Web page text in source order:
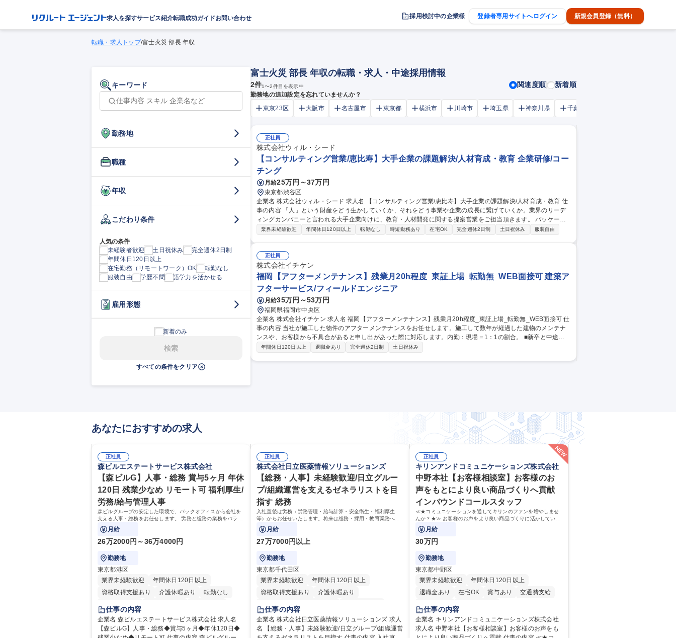
求人を探すサービス紹介転職成功ガイドお問い合わせ 採用検討中の企業様 登録者専用サイトへログイン 新規会員登録（無料）
転職・求人トップ/富士火災 部長 年収
キーワード
勤務地
職種
年収
こだわり条件
人気の条件
未経験者歓迎
土日祝休み
完全週休2日制
年間休日120日以上
在宅勤務（リモートワーク）OK
転勤なし
服装自由
学歴不問 語学力を活かせる
雇用形態
新着のみ
検索
すべての条件をクリア
富士火災 部長 年収の転職・求人・中途採用情報
2件1〜2件目を表示中 関連度順 新着順
勤務地の追加設定を忘れていませんか？
東京23区
大阪市 名古屋市 東京都 横浜市 川崎市 埼玉県 神奈川県 千葉市
正社員
株式会社ウィル・シード
【コンサルティング営業/恵比寿】大手企業の課題解決/人材育成・教育 企業研修/コー
チング
月給25万円～37万円
東京都渋谷区
企業名 株式会社ウィル・シード 求人名 【コンサルティング営業/恵比寿】大手企業の課題解決/人材育成・教育 仕
事の内容 「人」という財産をどう生かしていくか、それをどう事業や企業の成長に繋げていくか。業界のリーデ
ィングカンパニーと言われる大手企業向けに、教育・人材開発に関する提案営業をご担当頂きます。 パッケージ
商品の提供ではなく、1社1社適切なソリューションを考えぬいて提案するので、難しくも顧客の満足度の高いや
企画■マーケティング（セミナーやカンファレンスの企画～運営、集客等）■商品開発 募集職種 【コンサルティン
グ営業/恵比寿】大手企業の課題解決/人材育成・教育
業界未経験歓迎 年間休日120日以上 転勤なし 時短勤務あり 在宅OK 完全週休2日制 土日祝休み 服装自由
正社員
株式会社イチケン
福岡【アフターメンテナンス】残業月20h程度_東証上場_転勤無_WEB面接可 建築ア
フターサービス/フィールドエンジニア
月給35万円～53万円
福岡県福岡市中央区
企業名 株式会社イチケン 求人名 福岡【アフターメンテナンス】残業月20h程度_東証上場_転勤無_WEB面接可 仕
事の内容 当社が施工した物件のアフターメンテナンスをお任せします。施工して数年が経過した建物のメンテナ
ンスや、お客様から不具合があると申し出があった際に対応します。内勤：現場＝1：1の割合。 ■新卒と中途の
違いは全くなし。キャリア採用の方が38％であるなどキャリア新卒関係なくキャリアアップが可能。 ≪社風≫所
年間休日120日以上 退職金あり 完全週休2日制 土日祝休み
あなたにおすすめの求人
正社員
森ビルエステートサービス株式会社
【森ビルG】人事・総務 賞与5ヶ月 年休
120日 残業少なめ リモート可 福利厚生/
労務/給与管理人事
森ビルグループの安定した環境で、バックオフィスから会社を
支える人事・総務をお任せします。 労務と総務の業務をバラン
スよく担当し、ゆくゆくは制度改定などのコア業務にも挑戦で
きる、やりがいある環境です。
月給
26万2000円～36万4000円
勤務地
東京都港区
業界未経験歓迎
年間休日120日以上
資格取得支援あり
介護休暇あり
転勤なし
未経験者歓迎
退職金あり
在宅OK 賞与あり
育休あり
完全週休2日制
交通費支給
長期歓迎
仕事の内容
企業名 森ビルエステートサービス株式会社 求人名
【森ビルG】人事・総務◆賞与5ヶ月◆年休120日◆
正社員
株式会社日立医薬情報ソリューションズ
【総務・人事】未経験歓迎/日立グルー
プ/組織運営を支えるゼネラリストを目
指す 総務
入社直後は労務（労務管理・給与計算・安全衛生・福利厚生
等）からお任せいたします。将来は総務・採用・教育業務へ守
備範囲を広げ、組織運営を支えるゼネラリストをめざせます。
月給
27万7000円以上
勤務地
東京都千代田区
業界未経験歓迎
年間休日120日以上
資格取得支援あり
介護休暇あり
月平均残業時間20時間以内
住宅手当あり
時短勤務あり
退職金あり
在宅OK
賞与あり 育休あり
完全週休2日制
仕事の内容
企業名 株式会社日立医薬情報ソリューションズ 求人
名 【総務・人事】未経験歓迎/日立グループ/組織運営
正社員
キリンアンドコミュニケーションズ株式会社
中野本社【お客様相談室】お客様のお
声をもとにより良い商品づくりへ貢献
インバウンドコールスタッフ
≪★コミュニケーションを通してキリンのファンを増やしませ
んか？★≫ お客様のお声をより良い商品づくりに活かしていく
上で、窓口となるお客様相談室でのお仕事です。
月給
30万円
勤務地
東京都中野区
業界未経験歓迎
年間休日120日以上
退職金あり
在宅OK 賞与あり
交通費支給
土日祝休み
仕事の内容
企業名 キリンアンドコミュニケーションズ株式会社
求人名 中野本社【お客様相談室】お客様のお声をも